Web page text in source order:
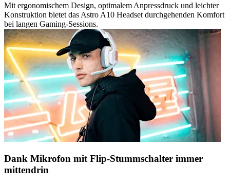
Mit ergonomischem Design, optimalem Anpressdruck und leichter
Konstruktion bietet das Astro A10 Headset durchgehenden Komfort
bei langen Gaming-Sessions.
Dank Mikrofon mit Flip-Stummschalter immer
mittendrin